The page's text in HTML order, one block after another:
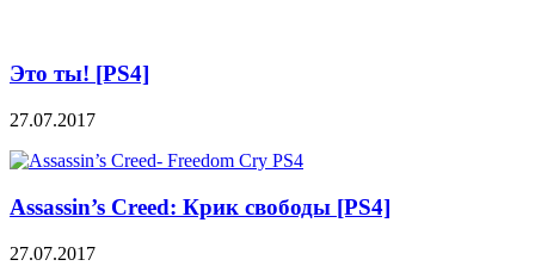
Это ты! [PS4]
27.07.2017
Assassin’s Creed: Крик свободы [PS4]
27.07.2017